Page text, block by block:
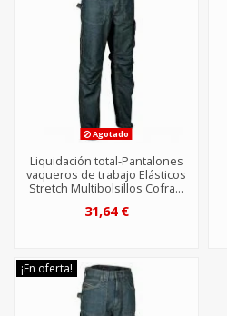
Agotado
Liquidación total-Pantalones
vaqueros de trabajo Elásticos
Stretch Multibolsillos Cofra...
31,64 €
¡En oferta!